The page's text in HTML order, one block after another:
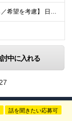
【フルリモート可／転勤なし／希望を考慮】 日本47都道府県、どこでも就業可能！ （東京・神奈川・埼玉・千葉・北海道・宮城・愛知・大阪・福岡・新潟など 各拠点近郊のプロジェクト先） 【Point】
中に入れる
話を聞きたい応募可